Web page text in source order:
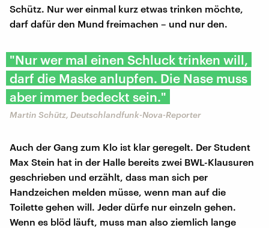
Schütz. Nur wer einmal kurz etwas trinken möchte,
darf dafür den Mund freimachen – und nur den.
"Nur wer mal einen Schluck trinken will,
darf die Maske anlupfen. Die Nase muss
aber immer bedeckt sein."
Martin Schütz, Deutschlandfunk-Nova-Reporter
Auch der Gang zum Klo ist klar geregelt. Der Student
Max Stein hat in der Halle bereits zwei BWL-Klausuren
geschrieben und erzählt, dass man sich per
Handzeichen melden müsse, wenn man auf die
Toilette gehen will. Jeder dürfe nur einzeln gehen.
Wenn es blöd läuft, muss man also ziemlich lange